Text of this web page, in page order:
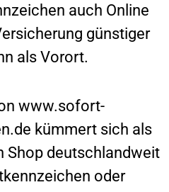
auch Online
günstiger
als Vorort.
www.sofort-
kümmert sich als
Shop deutschlandweit
oder